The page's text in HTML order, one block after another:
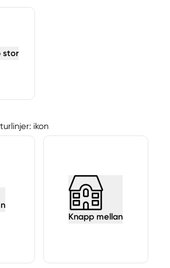
stor
ikon
Knapp mellan